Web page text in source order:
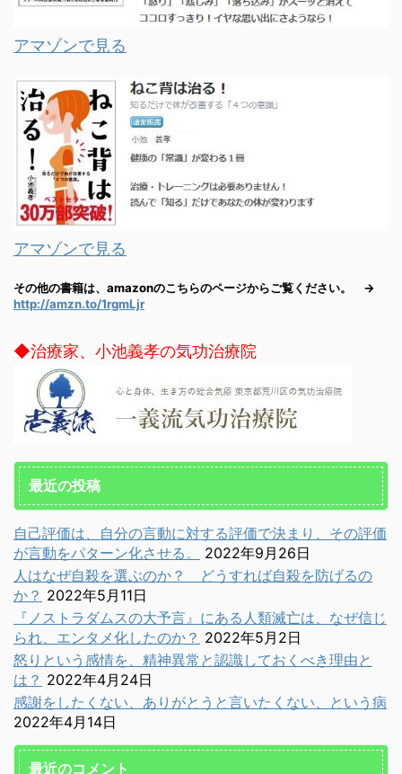
アマゾンで見る
アマゾンで見る
その他の書籍は、amazonのこちらのページからご覧ください。 →
http://amzn.to/1rgmLjr
◆治療家、小池義孝の気功治療院
最近の投稿
自己評価は、自分の言動に対する評価で決まり、その評価
が言動をパターン化させる。
2022年9月26日
人はなぜ自殺を選ぶのか？ どうすれば自殺を防げるの
か？ 2022年5月11日
『ノストラダムスの大予言』にある人類滅亡は、なぜ信じ
られ、エンタメ化したのか？ 2022年5月2日
怒りという感情を、精神異常と認識しておくべき理由と
は？ 2022年4月24日
感謝をしたくない、ありがとうと言いたくない、という病
2022年4月14日
最近のコメント